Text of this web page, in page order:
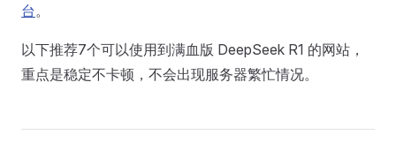
台。
以下推荐7个可以使用到满血版 DeepSeek R1 的网站，
重点是稳定不卡顿，不会出现服务器繁忙情况。